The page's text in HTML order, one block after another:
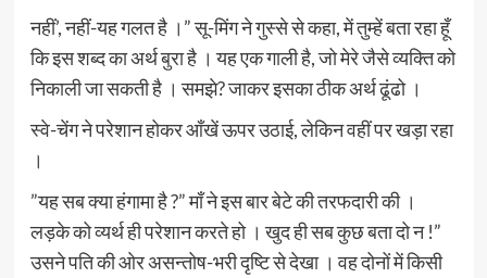
नहीं’, नहीं-यह गलत है ।” सू-मिंग ने गुस्से से कहा, में तुम्हें बता रहा हूँ
कि इस शब्द का अर्थ बुरा है । यह एक गाली है, जो मेरे जैसे व्यक्ति को
निकाली जा सकती है । समझे? जाकर इसका ठीक अर्थ ढूंढो ।
स्वे-चेंग ने परेशान होकर आँखें ऊपर उठाई, लेकिन वहीं पर खड़ा रहा
।
”यह सब क्या हंगामा है ?” माँ ने इस बार बेटे की तरफदारी की ।
लड़के को व्यर्थ ही परेशान करते हो । खुद ही सब कुछ बता दो न !”
उसने पति की ओर असन्तोष-भरी दृष्टि से देखा । वह दोनों में किसी